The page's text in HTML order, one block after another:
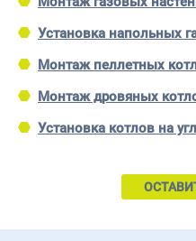
Установка напольных
Монтаж пеллетных
Монтаж дровяных
Установка котлов на